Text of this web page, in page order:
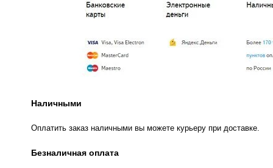
Наличными
Оплатить заказ наличными вы можете курьеру при доставке.
Безналичная оплата